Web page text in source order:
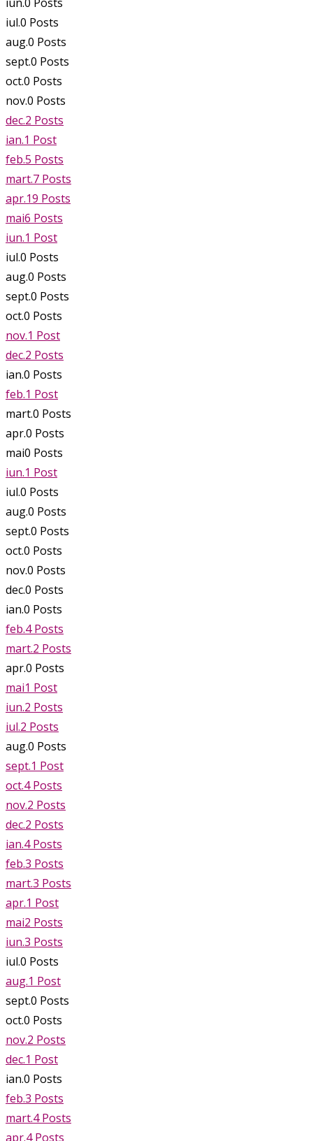
iul.0 Posts
aug.0 Posts
sept.0 Posts
oct.0 Posts
nov.0 Posts
dec.2 Posts
ian.1 Post
feb.5 Posts
mart.7 Posts
apr.19 Posts
mai6 Posts
iun.1 Post
iul.0 Posts
aug.0 Posts
sept.0 Posts
oct.0 Posts
nov.1 Post
dec.2 Posts
ian.0 Posts
feb.1 Post
mart.0 Posts
apr.0 Posts
mai0 Posts
iun.1 Post
iul.0 Posts
aug.0 Posts
sept.0 Posts
oct.0 Posts
nov.0 Posts
dec.0 Posts
ian.0 Posts
feb.4 Posts
mart.2 Posts
apr.0 Posts
mai1 Post
iun.2 Posts
iul.2 Posts
aug.0 Posts
sept.1 Post
oct.4 Posts
nov.2 Posts
dec.2 Posts
ian.4 Posts
feb.3 Posts
mart.3 Posts
apr.1 Post
mai2 Posts
iun.3 Posts
iul.0 Posts
aug.1 Post
sept.0 Posts
oct.0 Posts
nov.2 Posts
dec.1 Post
ian.0 Posts
feb.3 Posts
mart.4 Posts
apr.4 Posts